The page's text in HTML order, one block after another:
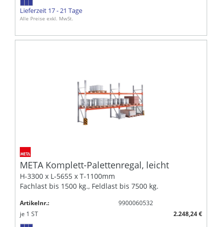
Lieferzeit 17 - 21 Tage
Alle Preise exkl. MwSt.
META Komplett-Palettenregal, leicht
H-3300 x L-5655 x T-1100mm
Fachlast bis 1500 kg., Feldlast bis 7500 kg.
Artikelnr.:
9900060532
je 1 ST 2.248,24 €